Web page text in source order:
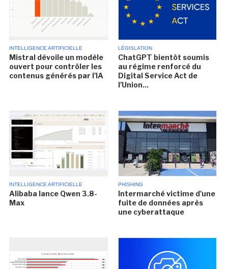
INTELLIGENCE ARTIFICIELLE
Mistral dévoile un modèle
ouvert pour contrôler les
contenus générés par l'IA
LÉGISLATION
ChatGPT bientôt soumis
au régime renforcé du
Digital Service Act de
l'Union...
INTELLIGENCE ARTIFICIELLE
Alibaba lance Qwen 3.8-
Max
PHISHING
Intermarché victime d'une
fuite de données après
une cyberattaque